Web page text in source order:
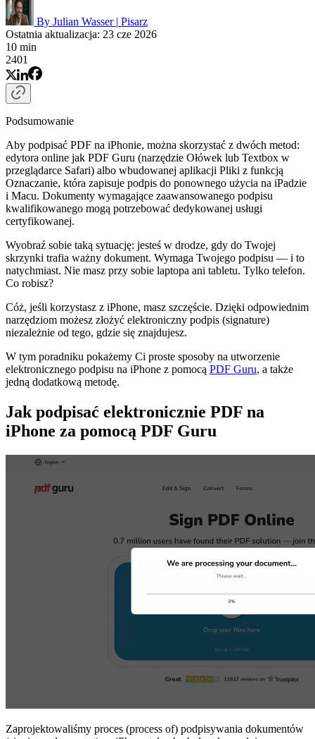
By Julian Wasser | Pisarz
Ostatnia aktualizacja: 23 cze 2026
10 min
2401
Podsumowanie
Aby podpisać PDF na iPhonie, można skorzystać z dwóch metod:
edytora online jak PDF Guru (narzędzie Ołówek lub Textbox w
przeglądarce Safari) albo wbudowanej aplikacji Pliki z funkcją
Oznaczanie, która zapisuje podpis do ponownego użycia na iPadzie
i Macu. Dokumenty wymagające zaawansowanego podpisu
kwalifikowanego mogą potrzebować dedykowanej usługi
certyfikowanej.
Wyobraź sobie taką sytuację: jesteś w drodze, gdy do Twojej
skrzynki trafia ważny dokument. Wymaga Twojego podpisu — i to
natychmiast. Nie masz przy sobie laptopa ani tabletu. Tylko telefon.
Co robisz?
Cóż, jeśli korzystasz z iPhone, masz szczęście. Dzięki odpowiednim
narzędziom możesz złożyć elektroniczny podpis (signature)
niezależnie od tego, gdzie się znajdujesz.
W tym poradniku pokażemy Ci proste sposoby na utworzenie
elektronicznego podpisu na iPhone z pomocą PDF Guru, a także
jedną dodatkową metodę.
Jak podpisać elektronicznie PDF na
iPhone za pomocą PDF Guru
Zaprojektowaliśmy proces (process of) podpisywania dokumentów